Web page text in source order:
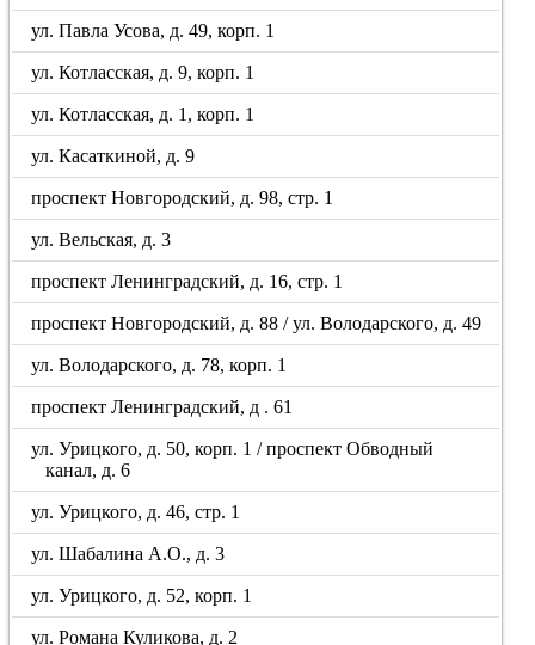
ул. Павла Усова, д. 49, корп. 1
ул. Котласская, д. 9, корп. 1
ул. Котласская, д. 1, корп. 1
ул. Касаткиной, д. 9
проспект Новгородский, д. 98, стр. 1
ул. Вельская, д. 3
проспект Ленинградский, д. 16, стр. 1
проспект Новгородский, д. 88 / ул. Володарского, д. 49
ул. Володарского, д. 78, корп. 1
проспект Ленинградский, д . 61
ул. Урицкого, д. 50, корп. 1 / проспект Обводный
канал, д. 6
ул. Урицкого, д. 46, стр. 1
ул. Шабалина А.О., д. 3
ул. Урицкого, д. 52, корп. 1
ул. Романа Куликова, д. 2